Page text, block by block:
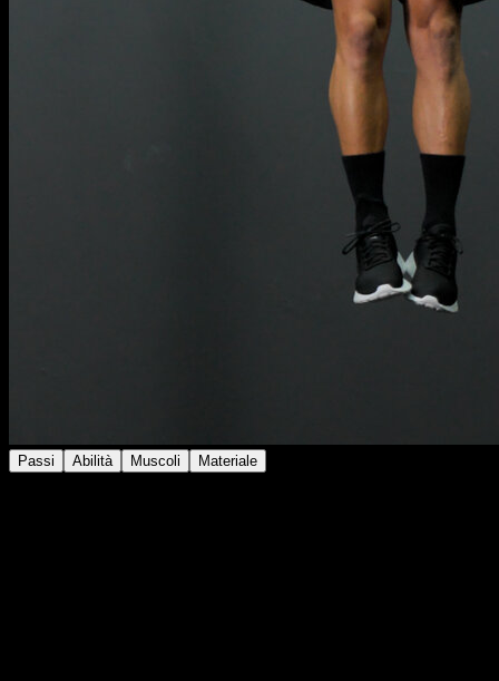
Passi Abilità Muscoli Materiale